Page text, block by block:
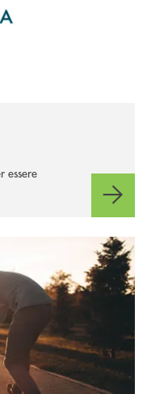
essere